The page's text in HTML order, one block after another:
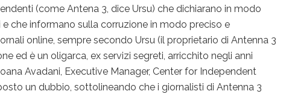
(come Antena 3, dice Ursu) che dichiarano in modo
che informano sulla corruzione in modo preciso e
online, sempre secondo Ursu (il proprietario di Antenna 3
ed è un oligarca, ex servizi segreti, arricchito negli anni
Avadani, Executive Manager, Center for Independent
un dubbio, sottolineando che i giornalisti di Antenna 3